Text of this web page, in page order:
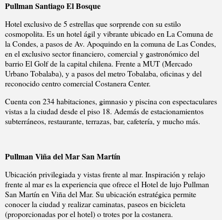
Pullman Santiago El Bosque
Hotel exclusivo de 5 estrellas que sorprende con su estilo
cosmopolita. Es un hotel ágil y vibrante ubicado en La Comuna de
la Condes, a pasos de Av. Apoquindo en la comuna de Las Condes,
en el exclusivo sector financiero, comercial y gastronómico del
barrio El Golf de la capital chilena. Frente a MUT (Mercado
Urbano Tobalaba), y a pasos del metro Tobalaba, oficinas y del
reconocido centro comercial Costanera Center.
Cuenta con 234 habitaciones, gimnasio y piscina con espectaculares
vistas a la ciudad desde el piso 18. Además de estacionamientos
subterráneos, restaurante, terrazas, bar, cafetería, y mucho más.
Pullman Viña del Mar San Martín
Ubicación privilegiada y vistas frente al mar. Inspiración y relajo
frente al mar es la experiencia que ofrece el Hotel de lujo Pullman
San Martín en Viña del Mar. Su ubicación estratégica permite
conocer la ciudad y realizar caminatas, paseos en bicicleta
(proporcionadas por el hotel) o trotes por la costanera.